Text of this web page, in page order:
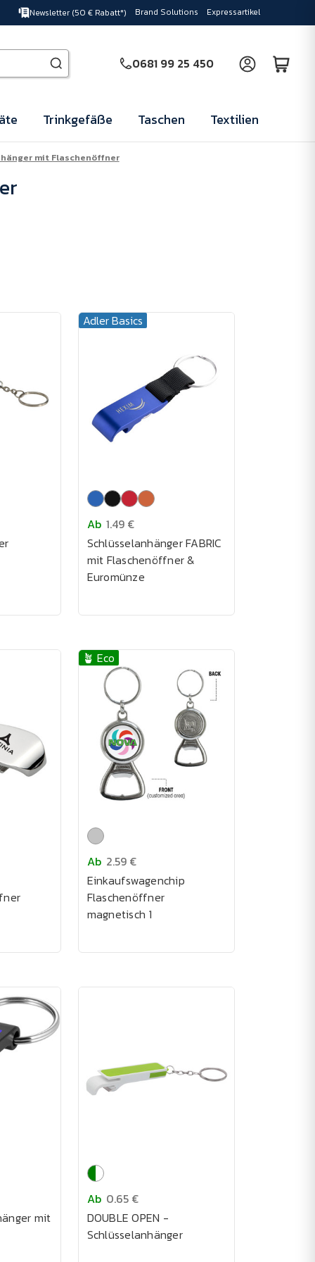
Newsletter (50 € Rabatt*) Brand Solutions Expressartikel
0681 99 25 450
Trinkgefäße Taschen Textilien
mit Flaschenöffner
Adler Basics
Ab 1.49 €
Schlüsselanhänger FABRIC
mit Flaschenöffner &
Euromünze
🪴 Eco
Ab 2.59 €
Einkaufswagenchip
Flaschenöffner
magnetisch 1
mit
Ab 0.65 €
DOUBLE OPEN -
Schlüsselanhänger